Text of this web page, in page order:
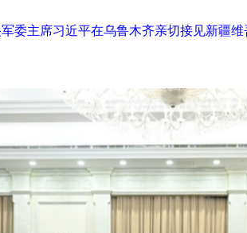
委主席习近平在乌鲁木齐亲切接见新疆